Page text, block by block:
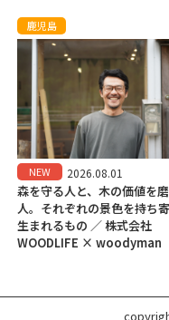
鹿児島
NEW 2026.08.01
森を守る人と、木の価値を
人。それぞれの景色を持ち
生まれるもの ／ 株式会社
WOODLIFE × woodyman